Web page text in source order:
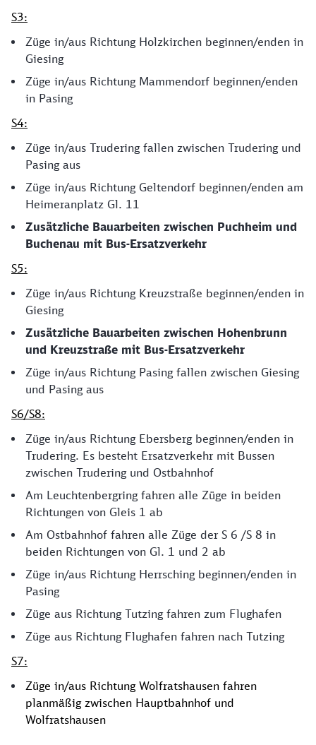
S3:
Züge in/aus Richtung Holzkirchen beginnen/enden in
Giesing
Züge in/aus Richtung Mammendorf beginnen/enden
in Pasing
S4:
Züge in/aus Trudering fallen zwischen Trudering und
Pasing aus
Züge in/aus Richtung Geltendorf beginnen/enden am
Heimeranplatz Gl. 11
Zusätzliche Bauarbeiten zwischen Puchheim und
Buchenau mit Bus-Ersatzverkehr
S5:
Züge in/aus Richtung Kreuzstraße beginnen/enden in
Giesing
Zusätzliche Bauarbeiten zwischen Hohenbrunn
und Kreuzstraße mit Bus-Ersatzverkehr
Züge in/aus Richtung Pasing fallen zwischen Giesing
und Pasing aus
S6/S8:
Züge in/aus Richtung Ebersberg beginnen/enden in
Trudering. Es besteht Ersatzverkehr mit Bussen
zwischen Trudering und Ostbahnhof
Am Leuchtenbergring fahren alle Züge in beiden
Richtungen von Gleis 1 ab
Am Ostbahnhof fahren alle Züge der S 6 /S 8 in
beiden Richtungen von Gl. 1 und 2 ab
Züge in/aus Richtung Herrsching beginnen/enden in
Pasing
Züge aus Richtung Tutzing fahren zum Flughafen
Züge aus Richtung Flughafen fahren nach Tutzing
S7:
Züge in/aus Richtung Wolfratshausen fahren
planmäßig zwischen Hauptbahnhof und
Wolfratshausen